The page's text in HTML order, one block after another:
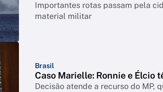
Importantes rotas passam pela
material militar
Brasil
Caso Marielle: Ronnie e Élcio
Decisão atende a recurso do MP,